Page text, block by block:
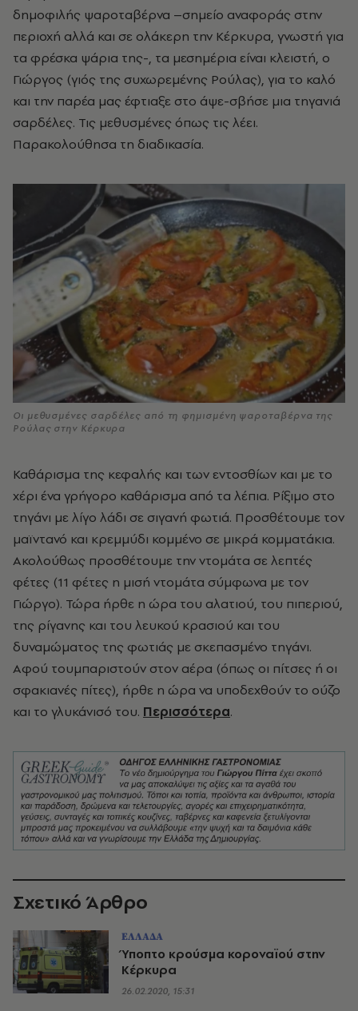
δημοφιλής ψαροταβέρνα –σημείο αναφοράς στην
περιοχή αλλά και σε ολάκερη την Κέρκυρα, γνωστή για
τα φρέσκα ψάρια της-, τα μεσημέρια είναι κλειστή, ο
Γιώργος (γιός της συχωρεμένης Ρούλας), για το καλό
και την παρέα μας έφτιαξε στο άψε-σβήσε μια τηγανιά
σαρδέλες. Τις μεθυσμένες όπως τις λέει.
Παρακολούθησα τη διαδικασία.
Οι μεθυσμένες σαρδέλες από τη φημισμένη ψαροταβέρνα της
Ρούλας στην Κέρκυρα
Καθάρισμα της κεφαλής και των εντοσθίων και με το
χέρι ένα γρήγορο καθάρισμα από τα λέπια. Ρίξιμο στο
τηγάνι με λίγο λάδι σε σιγανή φωτιά. Προσθέτουμε τον
μαϊντανό και κρεμμύδι κομμένο σε μικρά κομματάκια.
Ακολούθως προσθέτουμε την ντομάτα σε λεπτές
φέτες (11 φέτες η μισή ντομάτα σύμφωνα με τον
Γιώργο). Τώρα ήρθε η ώρα του αλατιού, του πιπεριού,
της ρίγανης και του λευκού κρασιού και του
δυναμώματος της φωτιάς με σκεπασμένο τηγάνι.
Αφού τουμπαριστούν στον αέρα (όπως οι πίτσες ή οι
σφακιανές πίτες), ήρθε η ώρα να υποδεχθούν το ούζο
και το γλυκάνισό του. Περισσότερα.
Σχετικό Άρθρο
ΕΛΛΑΔΑ
Ύποπτο κρούσμα κοροναϊού στην
Κέρκυρα
26.02.2020, 15:31